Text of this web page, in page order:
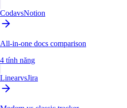
CodavsNotion
All-in-one docs comparison
4 tính năng
LinearvsJira